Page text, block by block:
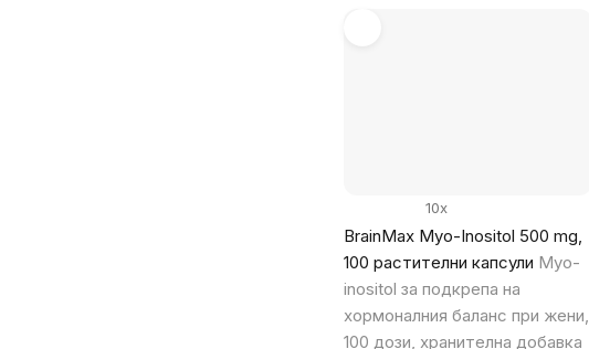
BrainMax Myo-Inositol 500 mg,
100 растителни капсули Myo-
inositol за подкрепа на
хормоналния баланс при жени,
100 дози, хранителна добавка
10x